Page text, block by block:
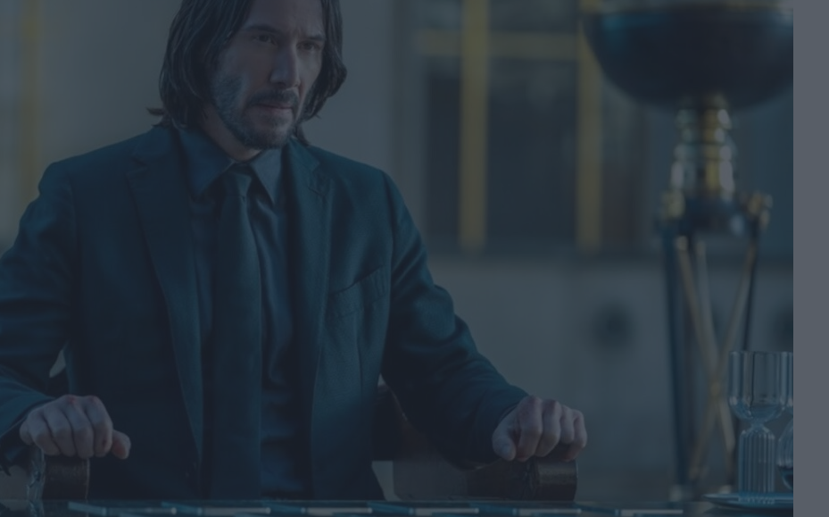
teaser trailer della
Rakuten TV: le
novità di agosto
della morte
di Emanuela Giuliani
il sequel di